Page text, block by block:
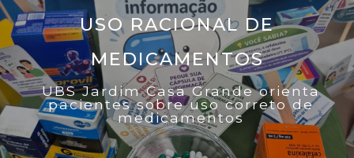
USO RACIONAL DE
MEDICAMENTOS
UBS Jardim Casa Grande orienta
pacientes sobre uso correto de
medicamentos